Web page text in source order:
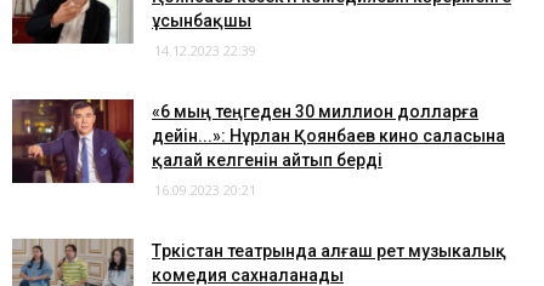
ұсынбақшы
14.12.2023 22:39
​«6 мың теңгеден 30 миллион долларға
дейін...»: Нұрлан Қоянбаев кино саласына
қалай келгенін айтып берді
16.09.2023 20:21
Түркістан театрында алғаш рет музыкалық
комедия сахналанады